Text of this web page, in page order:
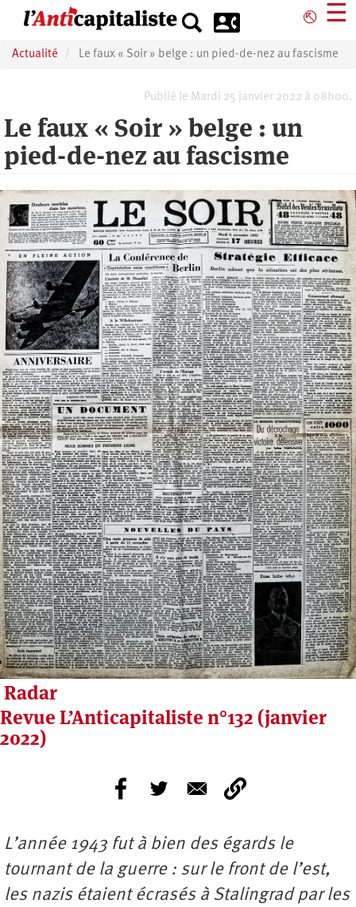
principal
⎋ ☰
Actualité Le faux « Soir » belge : un pied-de-nez au fascisme
Publié le Mardi 25 janvier 2022 à 08h00.
Le faux « Soir » belge : un
pied-de-nez au fascisme
Radar
Revue L’Anticapitaliste n°132 (janvier
2022)
L’année 1943 fut à bien des égards le
tournant de la guerre : sur le front de l’est,
les nazis étaient écrasés à Stalingrad par les